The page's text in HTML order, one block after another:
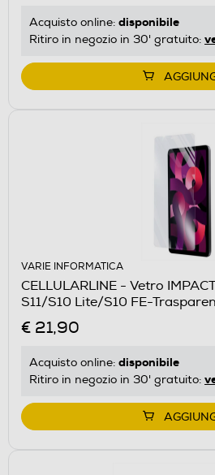
Acquisto online: disponibile
Ritiro in negozio in 30' gratuito:
VARIE INFORMATICA
CELLULARLINE - Vetro
S11/S10 Lite/S10 FE-
€ 21,90
Acquisto online: disponibile
Ritiro in negozio in 30' gratuito: